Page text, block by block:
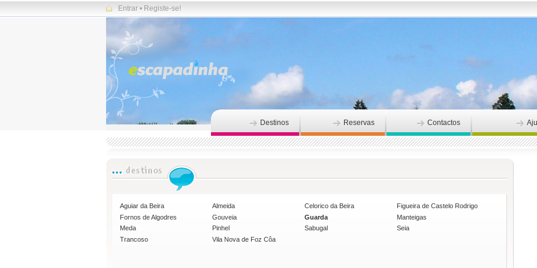
Entrar • Registe-se!
Destinos Reservas Contactos
Aguiar da Beira Almeida Celorico da Beira
Figueira de Castelo Rodrigo
Fornos de Algodres
Gouveia Guarda
Manteigas
Meda
Pinhel Sabugal
Seia
Trancoso
Vila Nova de Foz Côa